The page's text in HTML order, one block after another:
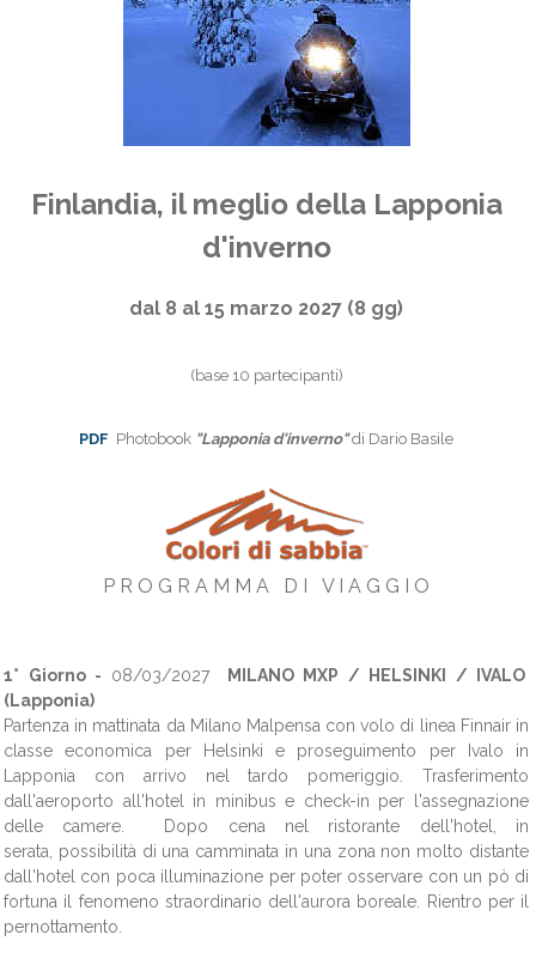
Finlandia, il meglio della Lapponia
d'inverno
dal 8 al 15 marzo 2027 (8 gg)
(base 10 partecipanti)
PDF Photobook "Lapponia d'inverno" di Dario Basile
P R O G R A M M A D I V I A G G I O
1° Giorno - 08/03/2027MILANO MXP / HELSINKI / IVALO
(Lapponia)
Partenza in mattinata da Milano Malpensa con volo di linea Finnair in
classe economica per Helsinki e proseguimento per Ivalo in
Lapponia con arrivo nel tardo pomeriggio. Trasferimento
dall'aeroporto all'hotel in minibus e check-in per l'assegnazione
delle camere. Dopo cena nel ristorante dell'hotel, in
serata, possibilità di una camminata in una zona non molto distante
dall'hotel con poca illuminazione per poter osservare con un pò di
fortuna il fenomeno straordinario dell'aurora boreale. Rientro per il
pernottamento.